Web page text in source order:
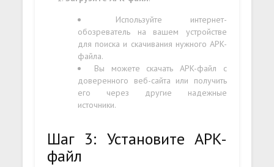
Используйте интернет-
обозреватель на вашем устройстве
для поиска и скачивания нужного APK-
файла.
Вы можете скачать APK-файл с
доверенного веб-сайта или получить
его через другие надежные
источники.
Шаг 3: Установите APK-
файл